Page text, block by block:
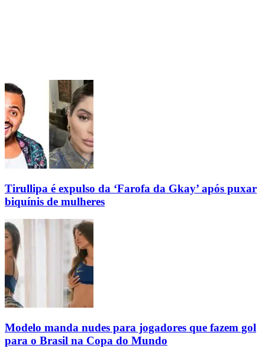
Tirullipa é expulso da ‘Farofa da Gkay’ após puxar
biquínis de mulheres
Modelo manda nudes para jogadores que fazem gol
para o Brasil na Copa do Mundo